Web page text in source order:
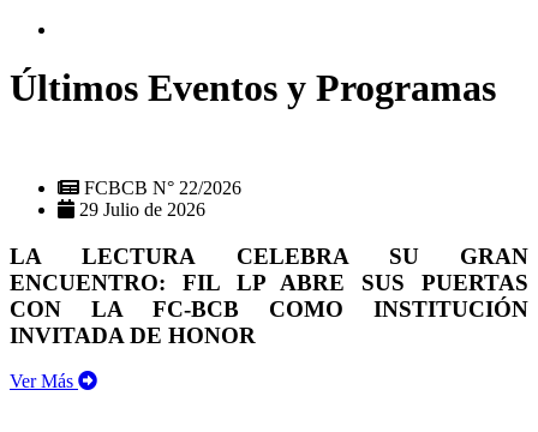
Últimos Eventos y Programas
FCBCB N° 22/2026
29 Julio de 2026
LA LECTURA CELEBRA SU GRAN
ENCUENTRO: FIL LP ABRE SUS PUERTAS
CON LA FC-BCB COMO INSTITUCIÓN
INVITADA DE HONOR
Ver Más